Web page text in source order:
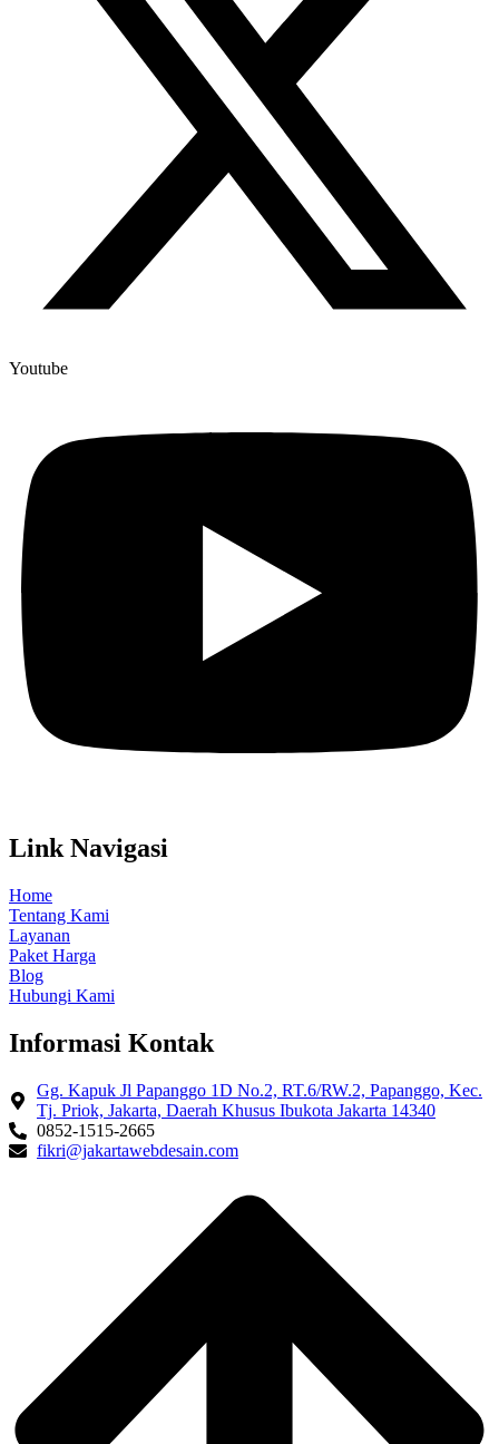
Youtube
Link Navigasi
Home
Tentang Kami
Layanan
Paket Harga
Blog
Hubungi Kami
Informasi Kontak
Gg. Kapuk Jl Papanggo 1D No.2, RT.6/RW.2, Papanggo, Kec.
Tj. Priok, Jakarta, Daerah Khusus Ibukota Jakarta 14340
0852-1515-2665
fikri@jakartawebdesain.com